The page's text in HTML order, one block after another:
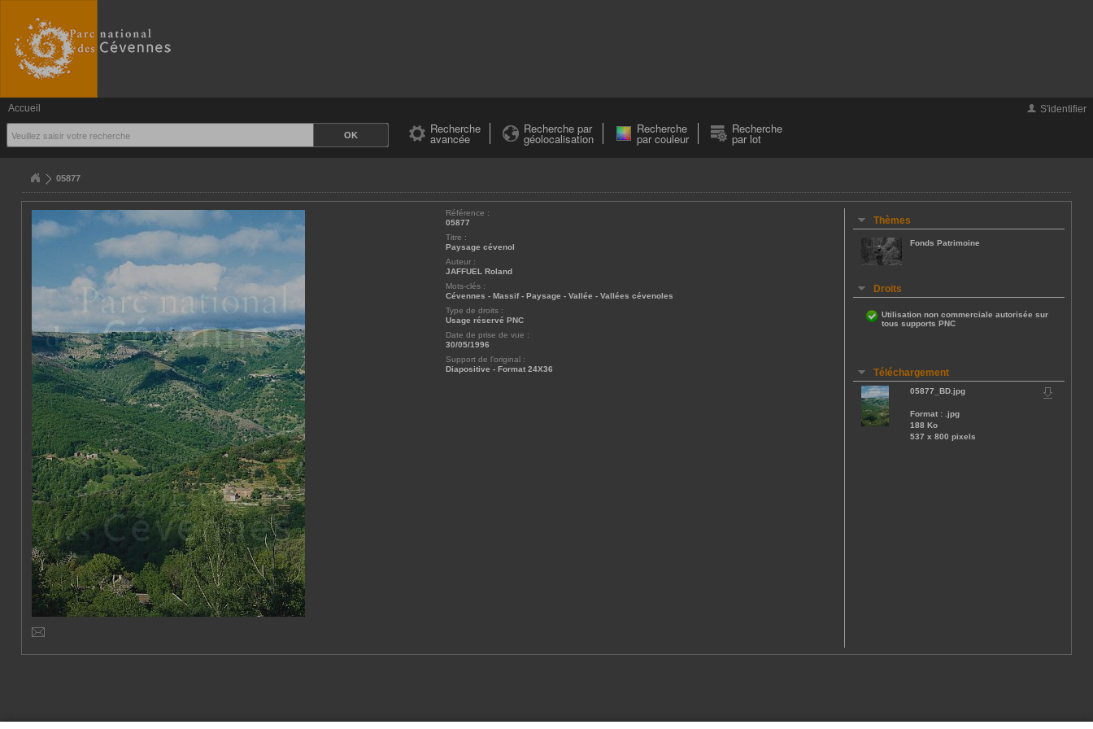
Accueil S'identifier
Recherche
avancée
Recherche par
géolocalisation
Recherche
par couleur
Recherche
par lot
05877
Référence :
05877
Titre :
Paysage cévenol
Auteur :
JAFFUEL Roland
Mots-clés :
Cévennes - Massif- Paysage - Vallée - Vallées cévenoles
Type de droits :
Usage réservé PNC
Date de prise de vue :
30/05/1996
Support de l'original :
Diapositive - Format 24X36
Thèmes
Fonds Patrimoine
Droits
Utilisation non commerciale autorisée sur
tous supports PNC
Téléchargement
05877_BD.jpg
Format : .jpg
188 Ko
537 x 800 pixels